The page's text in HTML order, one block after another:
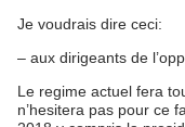
Je voudrais dire ceci:
– aux dirigeants de
Le regime actuel fera
n’hesitera pas pour ce